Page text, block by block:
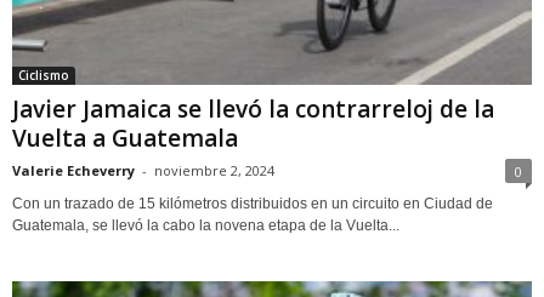
Ciclismo
Javier Jamaica se llevó la contrarreloj de la
Vuelta a Guatemala
Valerie Echeverry - noviembre 2, 2024 0
Con un trazado de 15 kilómetros distribuidos en un circuito en Ciudad de
Guatemala, se llevó la cabo la novena etapa de la Vuelta...